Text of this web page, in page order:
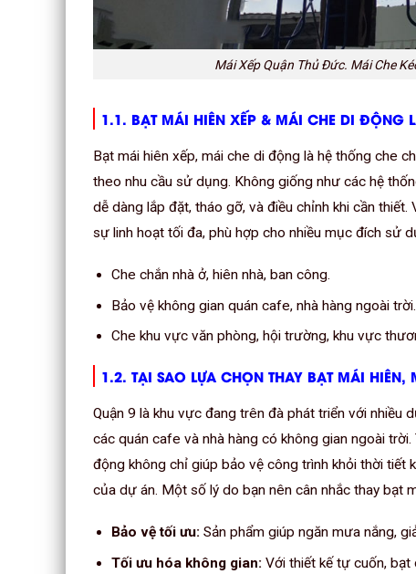
Mái Xếp Quận Thủ Đức. Mái Che
1.1. BẠT MÁI HIÊN XẾP & MÁI CHE DI ĐỘNG
Bạt mái hiên xếp, mái che di động là hệ thống che
theo nhu cầu sử dụng. Không giống như các hệ
dễ dàng lắp đặt, tháo gỡ, và điều chỉnh khi cần
sự linh hoạt tối đa, phù hợp cho nhiều mục đích sử
Che chắn nhà ở, hiên nhà, ban công.
Bảo vệ không gian quán cafe, nhà hàng ngoài trời.
Che khu vực văn phòng, hội trường, khu vực
1.2. TẠI SAO LỰA CHỌN THAY BẠT MÁI
Quận 9 là khu vực đang trên đà phát triển với nhiều
các quán cafe và nhà hàng có không gian ngoài
động không chỉ giúp bảo vệ công trình khỏi thời tiết
của dự án. Một số lý do bạn nên cân nhắc thay bạt
Bảo vệ tối ưu: Sản phẩm giúp ngăn mưa nắng,
Tối ưu hóa không gian: Với thiết kế tự cuốn,